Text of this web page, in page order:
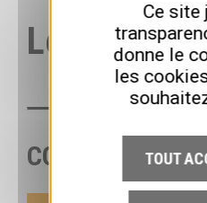
Le crâne
COULEURS
Ce site
donne le
les
TOUT